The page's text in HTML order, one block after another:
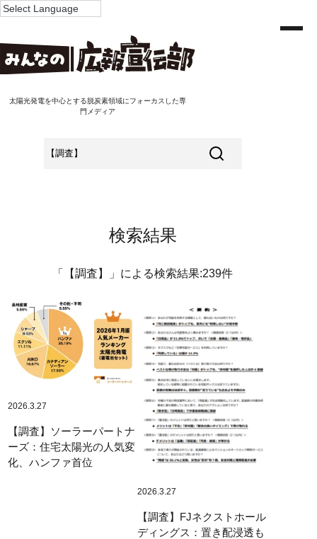
太陽光発電を中心とする脱炭素領域にフォーカスした専
門メディア
検索結果
「【調査】」による検索結果:239件
2026.3.27
【調査】ソーラーパートナ
ーズ：住宅太陽光の人気変
化、ハンファ首位
2026.3.27
【調査】FJネクストホール
ディングス：置き配浸透も